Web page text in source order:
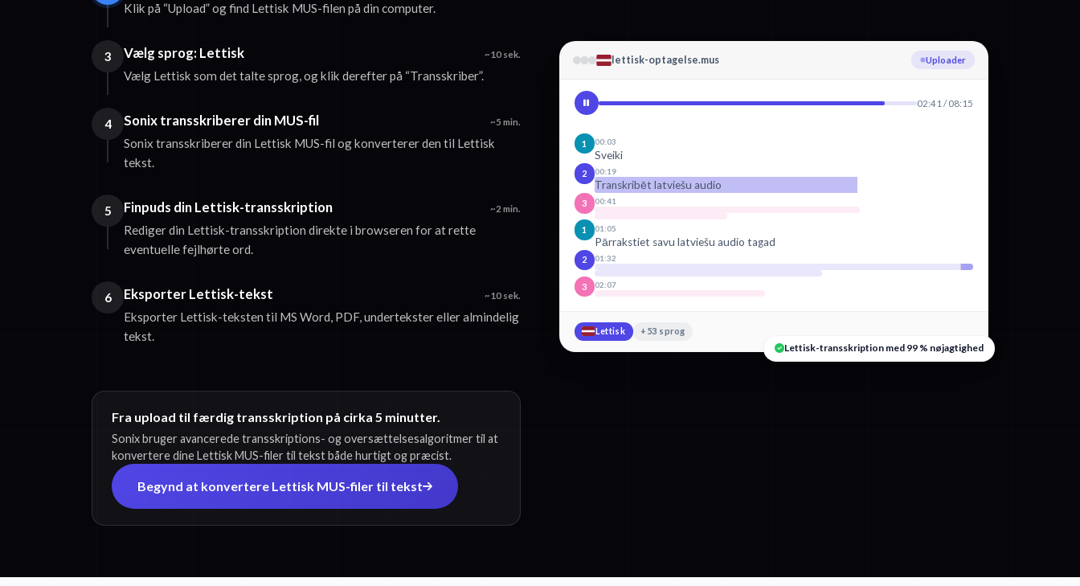
Klik på “Upload” og find Lettisk MUS-filen på din computer.
3 Vælg sprog: Lettisk ~10 sek.
Vælg Lettisk som det talte sprog, og klik derefter på “Transskriber”.
4 Sonix transskriberer din MUS-fil ~5 min.
Sonix transskriberer din Lettisk MUS-fil og konverterer den til Lettisk
tekst.
5 Finpuds din Lettisk-transskription ~2 min.
Rediger din Lettisk-transskription direkte i browseren for at rette
eventuelle fejlhørte ord.
6 Eksporter Lettisk-tekst ~10 sek.
Eksporter Lettisk-teksten til MS Word, PDF, undertekster eller almindelig
tekst.
Fra upload til færdig transskription på cirka 5 minutter.
Sonix bruger avancerede transskriptions- og oversættelsesalgoritmer til at
konvertere dine Lettisk MUS-filer til tekst både hurtigt og præcist.
Begynd at konvertere Lettisk MUS-filer til tekst
lettisk-optagelse.mus Registrerer Lettisk
02:41 / 08:15
1 00:03
Sveiki
2 00:19
Transkribēt latviešu audio
3 00:41
1 01:05
Pārrakstiet savu latviešu audio tagad
2 01:32
3 02:07
Lettisk +53 sprog
Lettisk-transskription med 99 % nøjagtighed